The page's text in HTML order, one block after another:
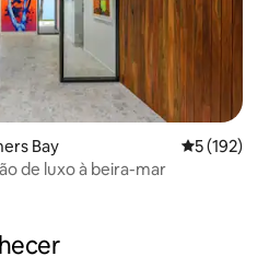
Bay 5 de uma
5 (192)
de luxo à beira-mar